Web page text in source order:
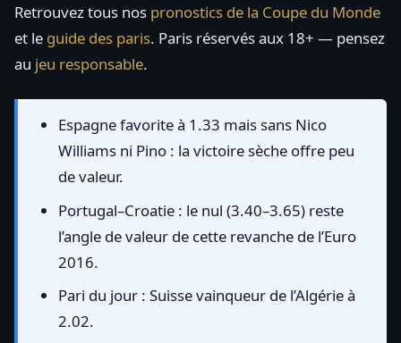
Retrouvez tous nos pronostics de la Coupe du Monde
et le guide des paris. Paris réservés aux 18+ — pensez
au jeu responsable.
Espagne favorite à 1.33 mais sans Nico
Williams ni Pino : la victoire sèche offre peu
de valeur.
Portugal–Croatie : le nul (3.40–3.65) reste
l’angle de valeur de cette revanche de l’Euro
2016.
Pari du jour : Suisse vainqueur de l’Algérie à
2.02.